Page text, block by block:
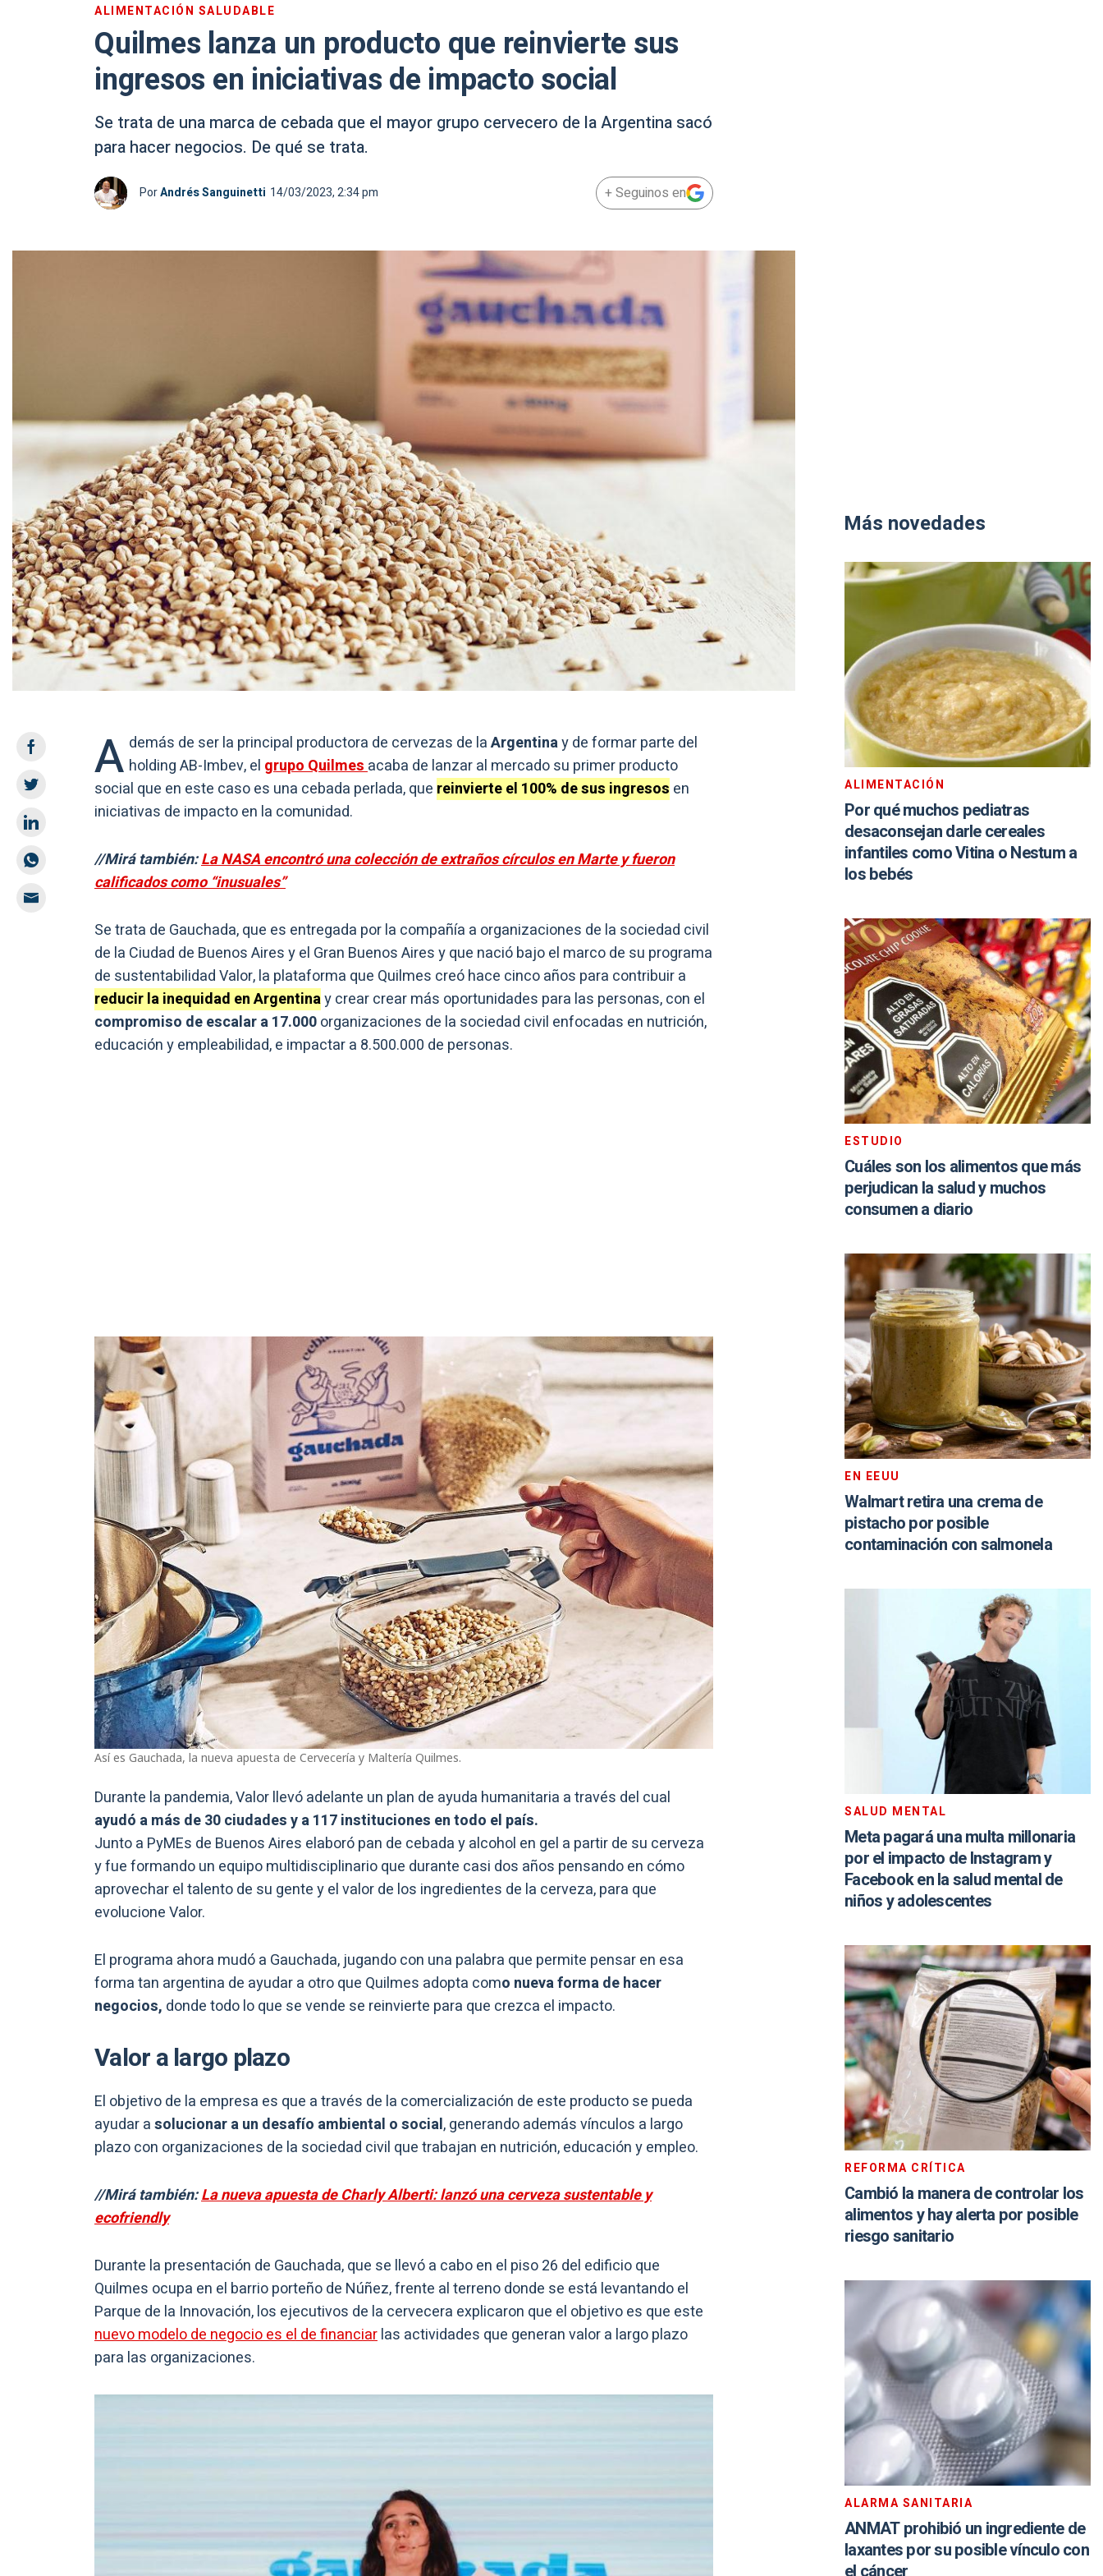
ALIMENTACIÓN SALUDABLE
Quilmes lanza un producto que reinvierte sus
ingresos en iniciativas de impacto social
Se trata de una marca de cebada que el mayor grupo cervecero de la Argentina sacó
para hacer negocios. De qué se trata.
PorAndrés Sanguinetti 14/03/2023, 2:34 pm + Seguinos en
A demás de ser la principal productora de cervezas de laArgentinay de formar parte del
holding AB-Imbev, el grupo Quilmesacaba de lanzar al mercado su primer producto
social que en este caso es una cebada perlada, que reinvierte el 100% de sus ingresos en
iniciativas de impacto en la comunidad.
//Mirá también:La NASA encontró una colección de extraños círculos en Marte y fueron
calificados como “inusuales”
Se trata de Gauchada, que es entregada por la compañía a organizaciones de la sociedad civil
de la Ciudad de Buenos Aires y el Gran Buenos Aires y que nació bajo el marco de su programa
de sustentabilidad Valor, la plataforma que Quilmes creó hace cinco años para contribuir a
reducir la inequidad en Argentinay crear crear más oportunidades para las personas, con el
compromiso de escalar a 17.000organizaciones de la sociedad civil enfocadas en nutrición,
educación y empleabilidad, e impactar a 8.500.000 de personas.
Así es Gauchada, la nueva apuesta de Cervecería y Maltería Quilmes.
Durante la pandemia, Valor llevó adelante un plan de ayuda humanitaria a través del cual
ayudó a más de 30 ciudades y a 117 instituciones en todo el país.
Junto a PyMEs de Buenos Aires elaboró pan de cebada y alcohol en gel a partir de su cerveza
y fue formando un equipo multidisciplinario que durante casi dos años pensando en cómo
aprovechar el talento de su gente y el valor de los ingredientes de la cerveza, para que
evolucione Valor.
El programa ahora mudó a Gauchada, jugando con una palabra que permite pensar en esa
forma tan argentina de ayudar a otro que Quilmes adopta como nueva forma de hacer
negocios, donde todo lo que se vende se reinvierte para que crezca el impacto.
Valor a largo plazo
El objetivo de la empresa es que a través de la comercialización de este producto se pueda
ayudar asolucionar a un desafío ambiental o social, generando además vínculos a largo
plazo con organizaciones de la sociedad civil que trabajan en nutrición, educación y empleo.
//Mirá también:La nueva apuesta de Charly Alberti: lanzó una cerveza sustentable y
ecofriendly
Durante la presentación de Gauchada, que se llevó a cabo en el piso 26 del edificio que
Quilmes ocupa en el barrio porteño de Núñez, frente al terreno donde se está levantando el
Parque de la Innovación, los ejecutivos de la cervecera explicaron que el objetivo es que este
nuevo modelo de negocio es el de financiarlas actividades que generan valor a largo plazo
para las organizaciones.
Más novedades
ALIMENTACIÓN
Por qué muchos pediatras
desaconsejan darle cereales
infantiles como Vitina o Nestum a
los bebés
ESTUDIO
Cuáles son los alimentos que más
perjudican la salud y muchos
consumen a diario
EN EEUU
Walmart retira una crema de
pistacho por posible
contaminación con salmonela
SALUD MENTAL
Meta pagará una multa millonaria
por el impacto de Instagram y
Facebook en la salud mental de
niños y adolescentes
REFORMA CRÍTICA
Cambió la manera de controlar los
alimentos y hay alerta por posible
riesgo sanitario
ALARMA SANITARIA
ANMAT prohibió un ingrediente de
laxantes por su posible vínculo con